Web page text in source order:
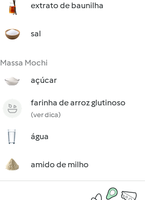
extrato de baunilha
sal
Massa Mochi
açúcar
farinha de arroz glutinoso
(ver dica)
água
amido de milho